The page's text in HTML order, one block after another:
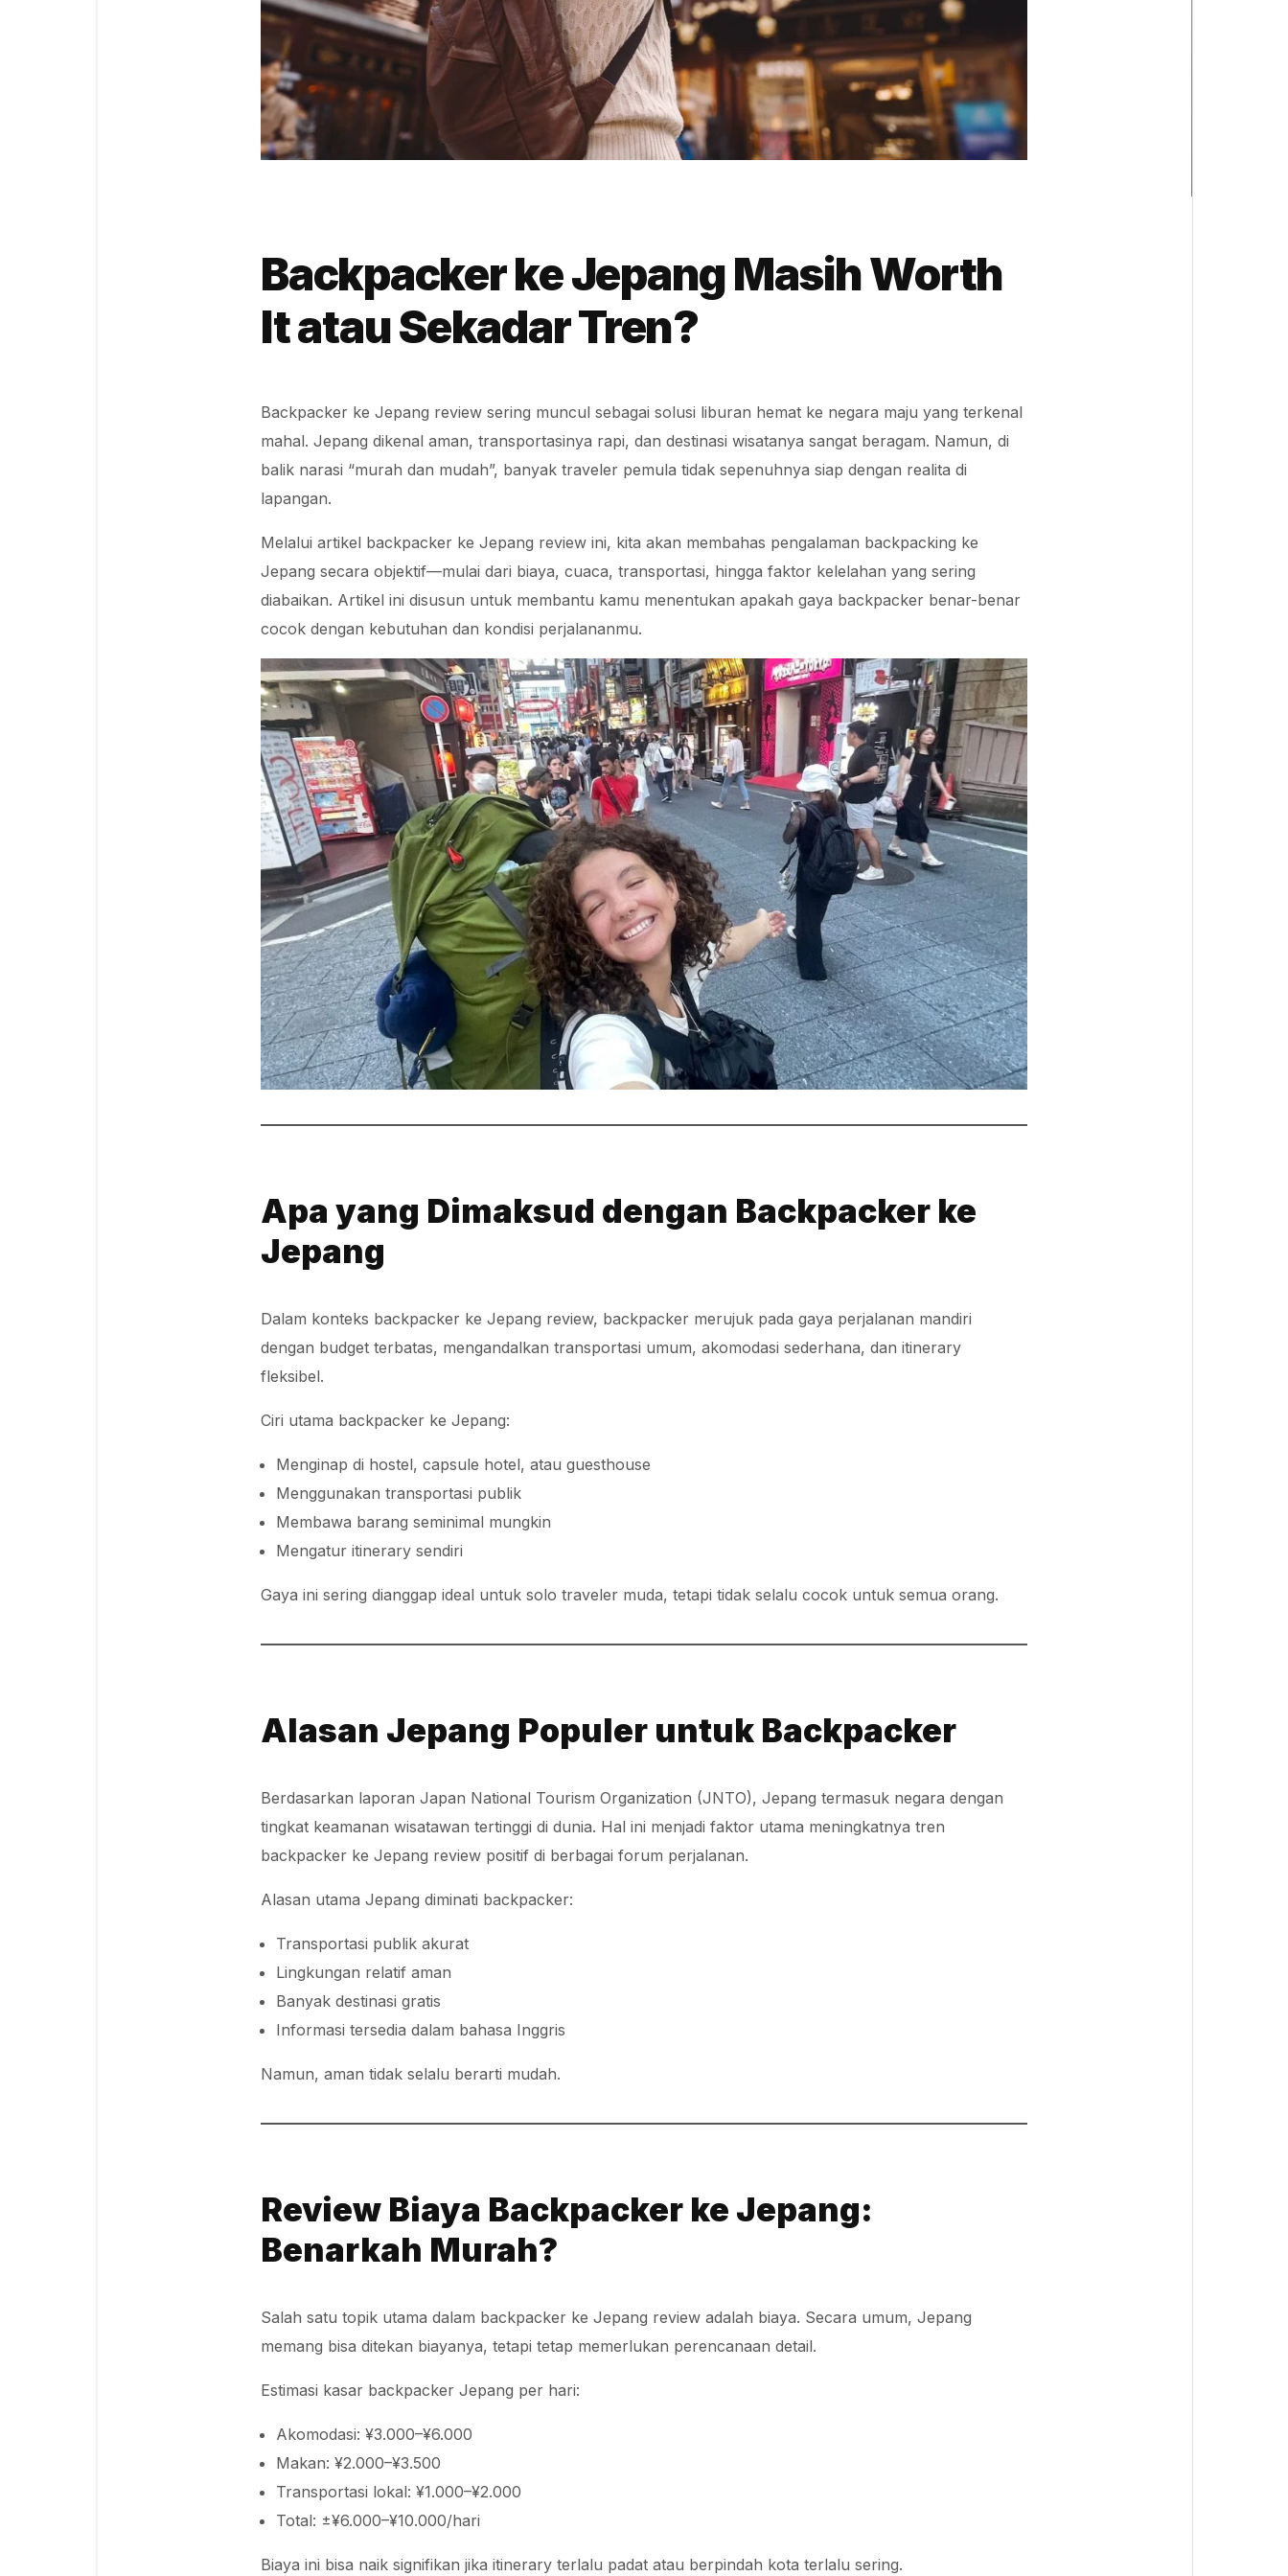
Backpacker ke Jepang Masih Worth
It atau Sekadar Tren?
Backpacker ke Jepang review sering muncul sebagai solusi liburan hemat ke negara maju yang terkenal
mahal. Jepang dikenal aman, transportasinya rapi, dan destinasi wisatanya sangat beragam. Namun, di
balik narasi “murah dan mudah”, banyak traveler pemula tidak sepenuhnya siap dengan realita di
lapangan.
Melalui artikel backpacker ke Jepang review ini, kita akan membahas pengalaman backpacking ke
Jepang secara objektif—mulai dari biaya, cuaca, transportasi, hingga faktor kelelahan yang sering
diabaikan. Artikel ini disusun untuk membantu kamu menentukan apakah gaya backpacker benar-benar
cocok dengan kebutuhan dan kondisi perjalananmu.
Apa yang Dimaksud dengan Backpacker ke
Jepang
Dalam konteks backpacker ke Jepang review, backpacker merujuk pada gaya perjalanan mandiri
dengan budget terbatas, mengandalkan transportasi umum, akomodasi sederhana, dan itinerary
fleksibel.
Ciri utama backpacker ke Jepang:
Menginap di hostel, capsule hotel, atau guesthouse
Menggunakan transportasi publik
Membawa barang seminimal mungkin
Mengatur itinerary sendiri
Gaya ini sering dianggap ideal untuk solo traveler muda, tetapi tidak selalu cocok untuk semua orang.
Alasan Jepang Populer untuk Backpacker
Berdasarkan laporan Japan National Tourism Organization (JNTO), Jepang termasuk negara dengan
tingkat keamanan wisatawan tertinggi di dunia. Hal ini menjadi faktor utama meningkatnya tren
backpacker ke Jepang review positif di berbagai forum perjalanan.
Alasan utama Jepang diminati backpacker:
Transportasi publik akurat
Lingkungan relatif aman
Banyak destinasi gratis
Informasi tersedia dalam bahasa Inggris
Namun, aman tidak selalu berarti mudah.
Review Biaya Backpacker ke Jepang:
Benarkah Murah?
Salah satu topik utama dalam backpacker ke Jepang review adalah biaya. Secara umum, Jepang
memang bisa ditekan biayanya, tetapi tetap memerlukan perencanaan detail.
Estimasi kasar backpacker Jepang per hari:
Akomodasi: ¥3.000–¥6.000
Makan: ¥2.000–¥3.500
Transportasi lokal: ¥1.000–¥2.000
Total: ±¥6.000–¥10.000/hari
Biaya ini bisa naik signifikan jika itinerary terlalu padat atau berpindah kota terlalu sering.